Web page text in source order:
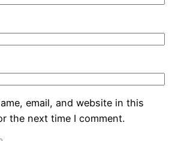
email, and website in this
the next time I comment.